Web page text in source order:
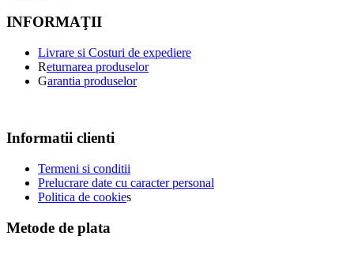
INFORMAŢII
Livrare si Costuri de expediere
Returnarea produselor
Garantia produselor
Informatii clienti
Termeni si conditii
Prelucrare date cu caracter personal
Politica de cookies
Metode de plata